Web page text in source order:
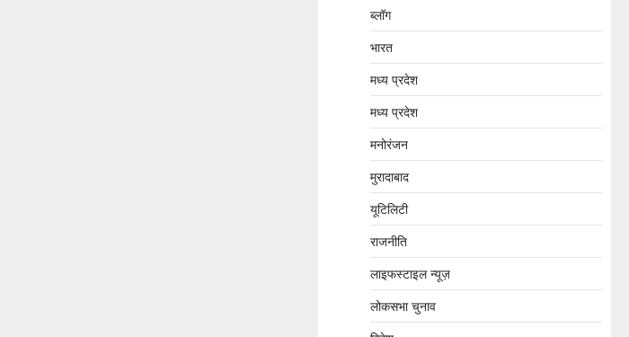
ब्लॉग
भारत
मध्य प्रदेश
मध्य प्रदेश
मनोरंजन
मुरादाबाद
यूटिलिटी
राजनीति
लाइफस्टाइल न्यूज़
लोकसभा चुनाव